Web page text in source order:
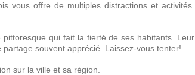
vous offre de multiples distractions et activités.
qui fait la fierté de ses habitants. Leur
souvent apprécié. Laissez-vous tenter!
sur la ville et sa région.